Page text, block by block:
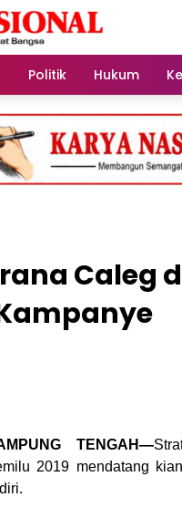
Politik Hukum
Caleg
TENGAH—
2019 mendatang